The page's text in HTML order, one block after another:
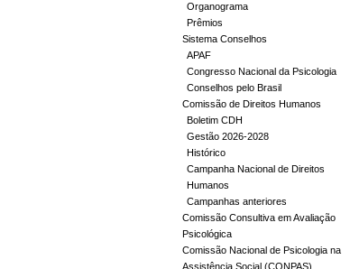
Organograma
Prêmios
Sistema Conselhos
APAF
Congresso Nacional da Psicologia
Conselhos pelo Brasil
Comissão de Direitos Humanos
Boletim CDH
Gestão 2026-2028
Histórico
Campanha Nacional de Direitos
Humanos
Campanhas anteriores
Comissão Consultiva em Avaliação
Psicológica
Comissão Nacional de Psicologia na
Assistência Social (CONPAS)